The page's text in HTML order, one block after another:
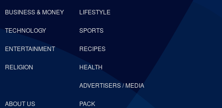
BUSINESS & MONEY LIFESTYLE
TECHNOLOGY SPORTS
ENTERTAINMENT RECIPES
RELIGION HEALTH
ABOUT US
ADVERTISERS / MEDIA
PACK